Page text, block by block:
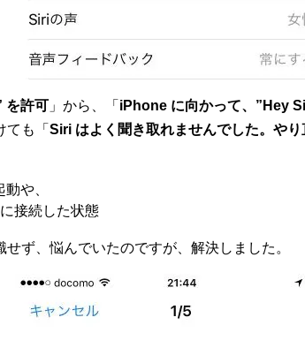
を許可 」から、「 iPhone に向かって、”Hey
も「 Siri はよく聞き取れませんでした。やり
や、
接続した状態
せず、悩んでいたのですが、解決しました。